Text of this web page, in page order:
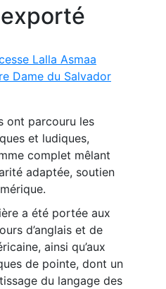
Lalla Asmaa
Dame du Salvador
ont parcouru les
et ludiques,
complet mêlant
adaptée, soutien
a été portée aux
d’anglais et de
ainsi qu’aux
de pointe, dont un
du langage des